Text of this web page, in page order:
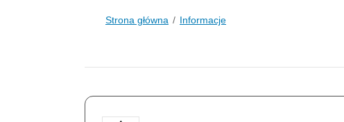
Strona główna Informacje